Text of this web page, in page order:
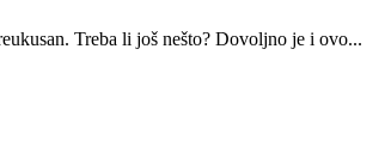
Treba li još nešto? Dovoljno je i ovo...